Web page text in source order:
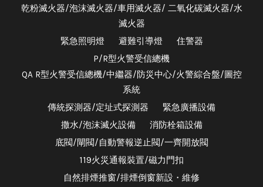
乾粉滅火器/泡沫滅火器/車用滅火器/ 二氧化碳滅火器/水
滅火器
緊急照明燈
避難引導燈
住警器
P/R型火警受信總機
QA R型火警受信總機/中繼器/防災中心/火警綜合盤/圖控
系統
傳統探測器/定址式探測器
緊急廣播設備
撒水/泡沫滅火設備
消防栓箱設備
底閥/閘閥/自動警報逆止閥/一齊開放閥
119火災通報裝置/磁力門扣
自然排煙推窗/排煙倒窗新設・維修